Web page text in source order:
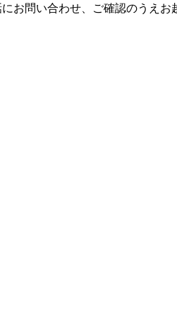
お問い合わせ、ご確認のうえお